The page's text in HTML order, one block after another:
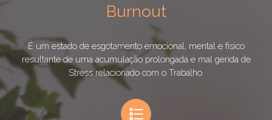
Burnout
É um estado de esgotamento emocional, mental e físico
resultante de uma acumulação prolongada e mal gerida de
Stress relacionado com o Trabalho.